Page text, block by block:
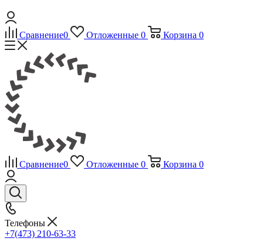
Сравнение0 Отложенные 0 Корзина 0
Сравнение0 Отложенные 0 Корзина 0
Телефоны
+7(473) 210-63-33